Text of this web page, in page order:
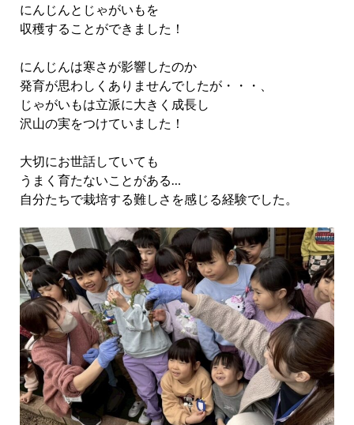
にんじんとじゃがいもを
収穫することができました！
にんじんは寒さが影響したのか
発育が思わしくありませんでしたが・・・、
じゃがいもは立派に大きく成長し
沢山の実をつけていました！
大切にお世話していても
うまく育たないことがある…
自分たちで栽培する難しさを感じる経験でした。